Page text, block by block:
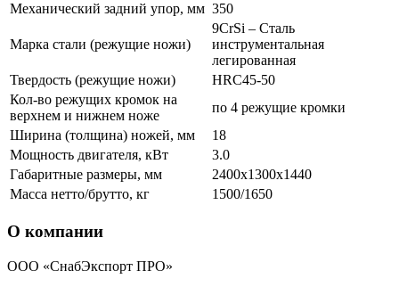
Механический задний упор, мм 350
Марка стали (режущие ножи)
9CrSi – Сталь
инструментальная
легированная
Твердость (режущие ножи)
HRC45-50
Кол-во режущих кромок на
верхнем и нижнем ноже
по 4 режущие кромки
Ширина (толщина) ножей, мм
18
Мощность двигателя, кВт
3.0
Габаритные размеры, мм
2400x1300x1440
Масса нетто/брутто, кг
1500/1650
О компании
ООО «СнабЭкспорт ПРО»